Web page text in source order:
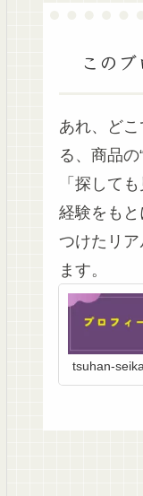
この
あれ、ど
る、商品
「探して
経験をも
つけたリ
ます。
tsuhan-